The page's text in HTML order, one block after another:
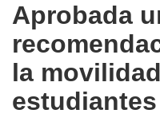
the
following
languages:
Aprobada
la
estudiantes